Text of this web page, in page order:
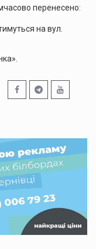
перенесено:
на вул.